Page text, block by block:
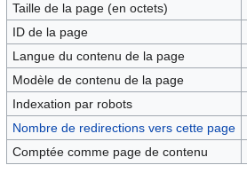
Taille de la page (en octets)
ID de la page
Langue du contenu de la page
Modèle de contenu de la page
Indexation par robots
Nombre de redirections vers cette page
Comptée comme page de contenu